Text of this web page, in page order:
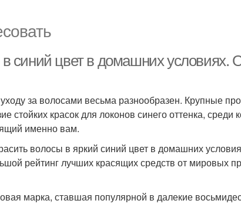
синий цвет в домашних условиях.
за волосами весьма разнообразен. Крупные
стойких красок для локонов синего оттенка, среди
именно вам.
волосы в яркий синий цвет в домашних
рейтинг лучших красящих средств от мировых
марка, ставшая популярной в далекие